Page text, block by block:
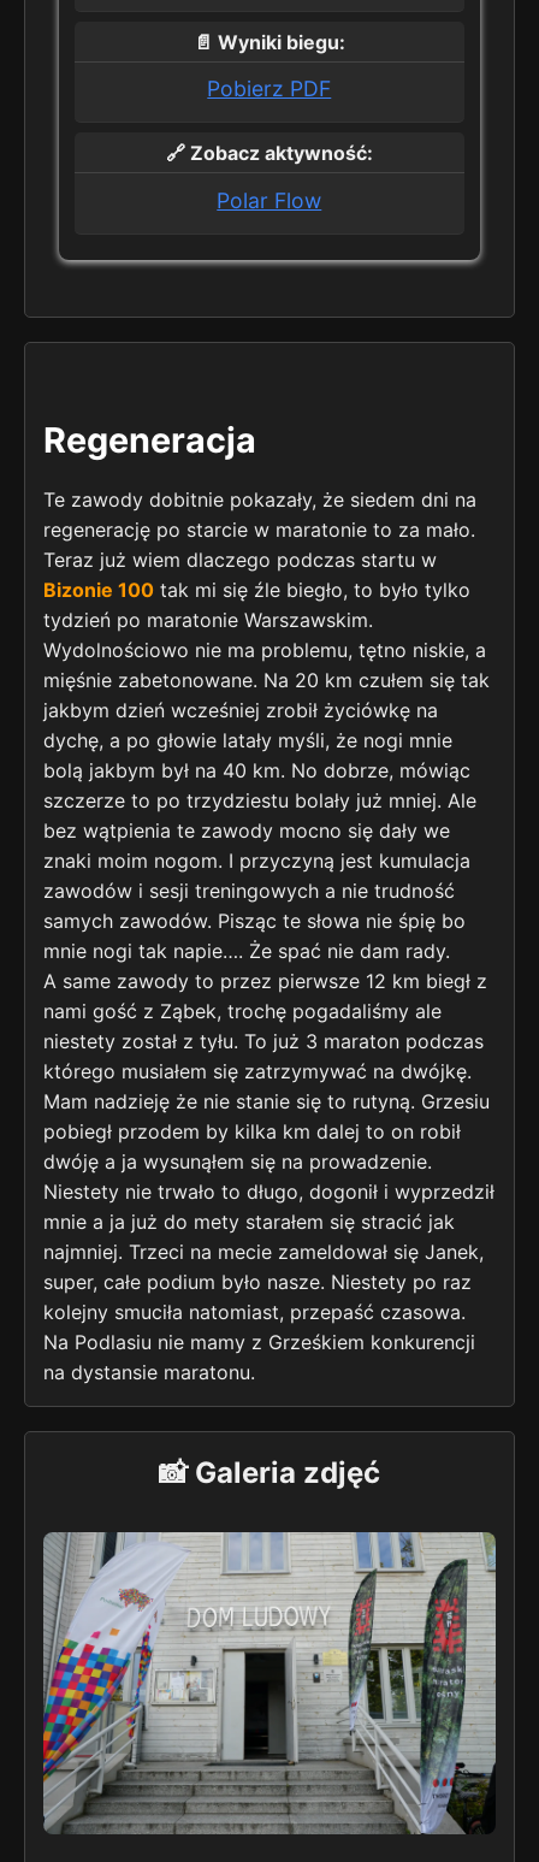
📄 Wyniki biegu:
Pobierz PDF
🔗 Zobacz aktywność:
Polar Flow
Regeneracja
Te zawody dobitnie pokazały, że siedem dni na
regenerację po starcie w maratonie to za mało.
Teraz już wiem dlaczego podczas startu w
Bizonie 100 tak mi się źle biegło, to było tylko
tydzień po maratonie Warszawskim.
Wydolnościowo nie ma problemu, tętno niskie, a
mięśnie zabetonowane. Na 20 km czułem się tak
jakbym dzień wcześniej zrobił życiówkę na
dychę, a po głowie latały myśli, że nogi mnie
bolą jakbym był na 40 km. No dobrze, mówiąc
szczerze to po trzydziestu bolały już mniej. Ale
bez wątpienia te zawody mocno się dały we
znaki moim nogom. I przyczyną jest kumulacja
zawodów i sesji treningowych a nie trudność
samych zawodów. Pisząc te słowa nie śpię bo
mnie nogi tak napie…. Że spać nie dam rady.
A same zawody to przez pierwsze 12 km biegł z
nami gość z Ząbek, trochę pogadaliśmy ale
niestety został z tyłu. To już 3 maraton podczas
którego musiałem się zatrzymywać na dwójkę.
Mam nadzieję że nie stanie się to rutyną. Grzesiu
pobiegł przodem by kilka km dalej to on robił
dwóję a ja wysunąłem się na prowadzenie.
Niestety nie trwało to długo, dogonił i wyprzedził
mnie a ja już do mety starałem się stracić jak
najmniej. Trzeci na mecie zameldował się Janek,
super, całe podium było nasze. Niestety po raz
kolejny smuciła natomiast, przepaść czasowa.
Na Podlasiu nie mamy z Grześkiem konkurencji
na dystansie maratonu.
📸 Galeria zdjęć